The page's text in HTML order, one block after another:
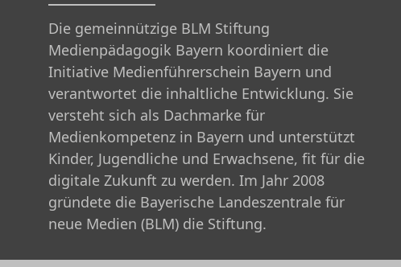
Die gemeinnützige BLM Stiftung
Medienpädagogik Bayern koordiniert die
Initiative Medienführerschein Bayern und
verantwortet die inhaltliche Entwicklung. Sie
versteht sich als Dachmarke für
Medienkompetenz in Bayern und unterstützt
Kinder, Jugendliche und Erwachsene, fit für die
digitale Zukunft zu werden. Im Jahr 2008
gründete die Bayerische Landeszentrale für
neue Medien (BLM) die Stiftung.